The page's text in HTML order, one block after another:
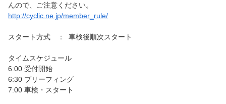
んので、ご注意ください。
http://cyclic.ne.jp/member_rule/
スタート方式 ： 車検後順次スタート
タイムスケジュール
6:00 受付開始
6:30 ブリーフィング
7:00 車検・スタート